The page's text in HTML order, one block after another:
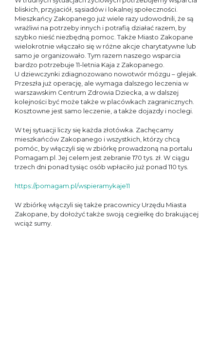
bliskich, przyjaciół, sąsiadów i lokalnej społeczności.
Mieszkańcy Zakopanego już wiele razy udowodnili, że są
wrażliwi na potrzeby innych i potrafią działać razem, by
szybko nieść niezbędną pomoc. Także Miasto Zakopane
wielokrotnie włączało się w różne akcje charytatywne lub
samo je organizowało. Tym razem naszego wsparcia
bardzo potrzebuje 11-letnia Kaja z Zakopanego.
U dziewczynki zdiagnozowano nowotwór mózgu – glejak.
Przeszła już operację, ale wymaga dalszego leczenia w
warszawskim Centrum Zdrowia Dziecka, a w dalszej
kolejności być może także w placówkach zagranicznych.
Kosztowne jest samo leczenie, a także dojazdy i noclegi.
W tej sytuacji liczy się każda złotówka. Zachęcamy
mieszkańców Zakopanego i wszystkich, którzy chcą
pomóc, by włączyli się w zbiórkę prowadzoną na portalu
Pomagam.pl. Jej celem jest zebranie 170 tys. zł. W ciągu
trzech dni ponad tysiąc osób wpłaciło już ponad 110 tys.
https://pomagam.pl/wspieramykaje11
W zbiórkę włączyli się także pracownicy Urzędu Miasta
Zakopane, by dołożyć także swoją cegiełkę do brakującej
wciąż sumy.